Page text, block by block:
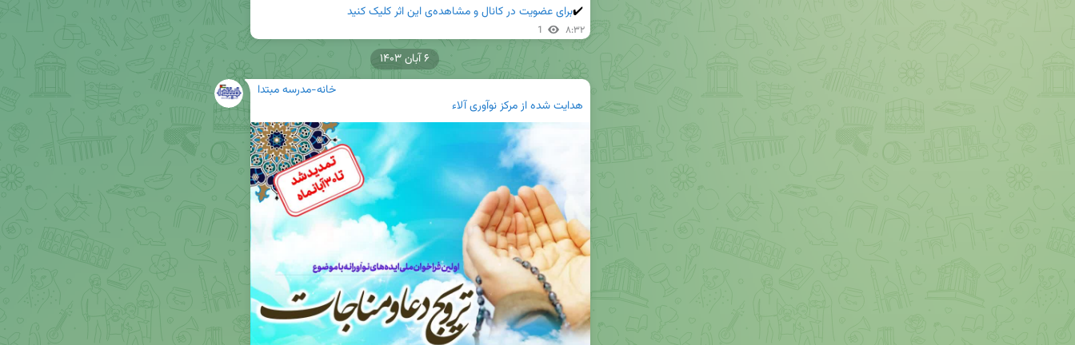
✔️برای عضویت در کانال و مشاهده‌ی این اثر کلیک کنید
1 ۸:۳۲
خانه-مدرسه مبتدا
هدایت شده ازمرکز نوآوری آلاء
۶ آبان ۱۴۰۳